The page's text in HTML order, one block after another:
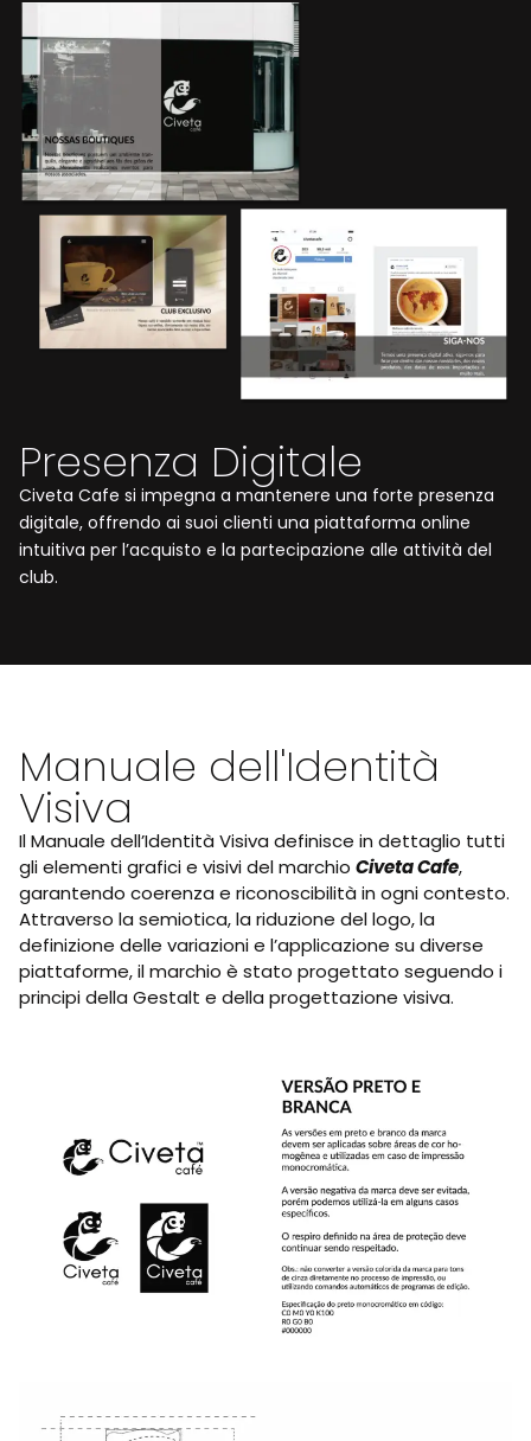
Presenza Digitale
Civeta Cafe si impegna a mantenere una forte presenza
digitale, offrendo ai suoi clienti una piattaforma online
intuitiva per l’acquisto e la partecipazione alle attività del
club.
Manuale dell'Identità
Visiva
Il Manuale dell’Identità Visiva definisce in dettaglio tutti
gli elementi grafici e visivi del marchio Civeta Cafe,
garantendo coerenza e riconoscibilità in ogni contesto.
Attraverso la semiotica, la riduzione del logo, la
definizione delle variazioni e l’applicazione su diverse
piattaforme, il marchio è stato progettato seguendo i
principi della Gestalt e della progettazione visiva.
Elementi